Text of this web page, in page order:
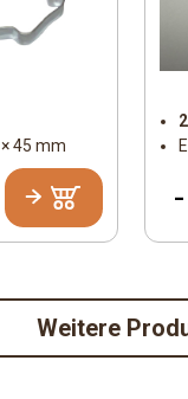
45 mm
-
Weitere